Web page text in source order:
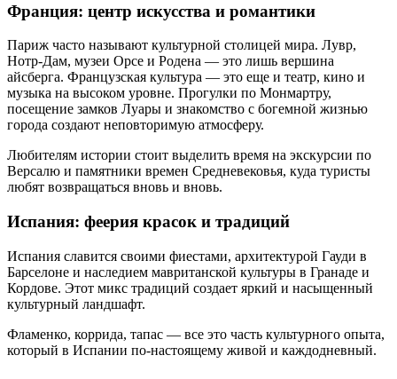
Франция: центр искусства и романтики
Париж часто называют культурной столицей мира. Лувр,
Нотр-Дам, музеи Орсе и Родена — это лишь вершина
айсберга. Французская культура — это еще и театр, кино и
музыка на высоком уровне. Прогулки по Монмартру,
посещение замков Луары и знакомство с богемной жизнью
города создают неповторимую атмосферу.
Любителям истории стоит выделить время на экскурсии по
Версалю и памятники времен Средневековья, куда туристы
любят возвращаться вновь и вновь.
Испания: феерия красок и традиций
Испания славится своими фиестами, архитектурой Гауди в
Барселоне и наследием мавританской культуры в Гранаде и
Кордове. Этот микс традиций создает яркий и насыщенный
культурный ландшафт.
Фламенко, коррида, тапас — все это часть культурного опыта,
который в Испании по-настоящему живой и каждодневный.